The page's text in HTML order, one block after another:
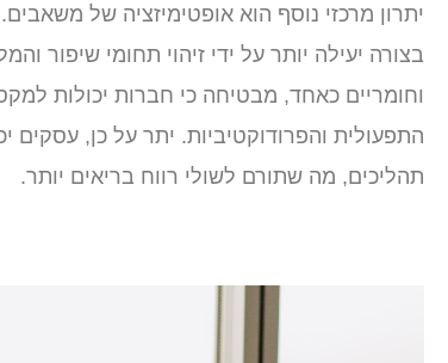
יתרון מרכזי נוסף הוא אופטימיזציה של
בצורה יעילה יותר על ידי זיהוי תחומי שיפור
וחומריים כאחד, מבטיחה כי חברות יכולות
התפעולית והפרודוקטיביות. יתר על כן, עסקים
תהליכים, מה שתורם לשולי רווח בריאים יותר.